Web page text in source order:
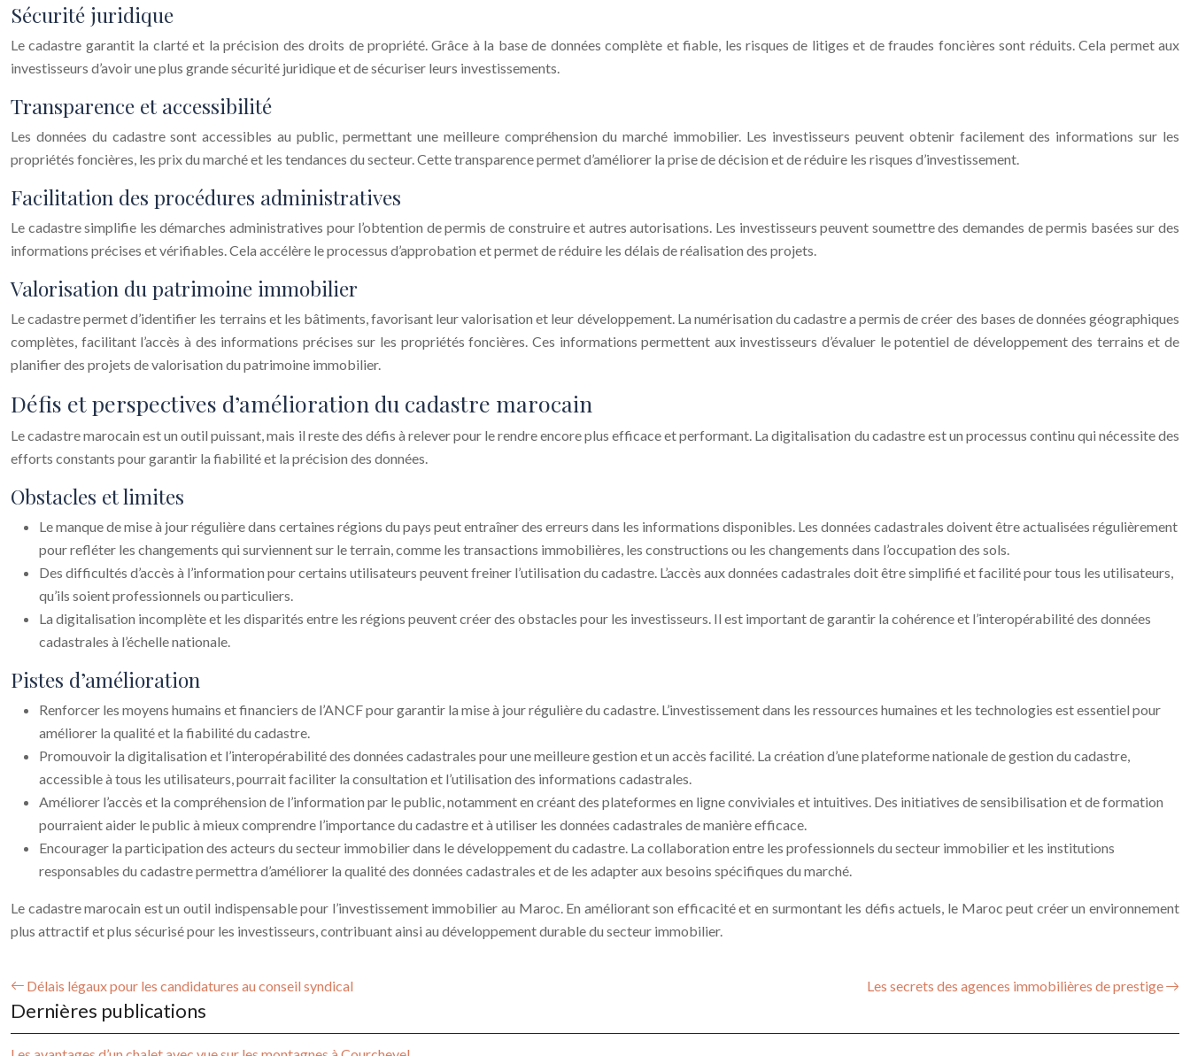
Sécurité juridique
Le cadastre garantit la clarté et la précision des droits de propriété. Grâce à la base de données complète et fiable, les risques de litiges et de fraudes foncières sont réduits. Cela permet aux
investisseurs d’avoir une plus grande sécurité juridique et de sécuriser leurs investissements.
Transparence et accessibilité
Les données du cadastre sont accessibles au public, permettant une meilleure compréhension du marché immobilier. Les investisseurs peuvent obtenir facilement des informations sur les
propriétés foncières, les prix du marché et les tendances du secteur. Cette transparence permet d’améliorer la prise de décision et de réduire les risques d’investissement.
Facilitation des procédures administratives
Le cadastre simplifie les démarches administratives pour l’obtention de permis de construire et autres autorisations. Les investisseurs peuvent soumettre des demandes de permis basées sur des
informations précises et vérifiables. Cela accélère le processus d’approbation et permet de réduire les délais de réalisation des projets.
Valorisation du patrimoine immobilier
Le cadastre permet d’identifier les terrains et les bâtiments, favorisant leur valorisation et leur développement. La numérisation du cadastre a permis de créer des bases de données géographiques
complètes, facilitant l’accès à des informations précises sur les propriétés foncières. Ces informations permettent aux investisseurs d’évaluer le potentiel de développement des terrains et de
planifier des projets de valorisation du patrimoine immobilier.
Défis et perspectives d’amélioration du cadastre marocain
Le cadastre marocain est un outil puissant, mais il reste des défis à relever pour le rendre encore plus efficace et performant. La digitalisation du cadastre est un processus continu qui nécessite des
efforts constants pour garantir la fiabilité et la précision des données.
Obstacles et limites
Le manque de mise à jour régulière dans certaines régions du pays peut entraîner des erreurs dans les informations disponibles. Les données cadastrales doivent être actualisées régulièrement
pour refléter les changements qui surviennent sur le terrain, comme les transactions immobilières, les constructions ou les changements dans l’occupation des sols.
Des difficultés d’accès à l’information pour certains utilisateurs peuvent freiner l’utilisation du cadastre. L’accès aux données cadastrales doit être simplifié et facilité pour tous les utilisateurs,
qu’ils soient professionnels ou particuliers.
La digitalisation incomplète et les disparités entre les régions peuvent créer des obstacles pour les investisseurs. Il est important de garantir la cohérence et l’interopérabilité des données
cadastrales à l’échelle nationale.
Pistes d’amélioration
Renforcer les moyens humains et financiers de l’ANCF pour garantir la mise à jour régulière du cadastre. L’investissement dans les ressources humaines et les technologies est essentiel pour
améliorer la qualité et la fiabilité du cadastre.
Promouvoir la digitalisation et l’interopérabilité des données cadastrales pour une meilleure gestion et un accès facilité. La création d’une plateforme nationale de gestion du cadastre,
accessible à tous les utilisateurs, pourrait faciliter la consultation et l’utilisation des informations cadastrales.
Améliorer l’accès et la compréhension de l’information par le public, notamment en créant des plateformes en ligne conviviales et intuitives. Des initiatives de sensibilisation et de formation
pourraient aider le public à mieux comprendre l’importance du cadastre et à utiliser les données cadastrales de manière efficace.
Encourager la participation des acteurs du secteur immobilier dans le développement du cadastre. La collaboration entre les professionnels du secteur immobilier et les institutions
responsables du cadastre permettra d’améliorer la qualité des données cadastrales et de les adapter aux besoins spécifiques du marché.
Le cadastre marocain est un outil indispensable pour l’investissement immobilier au Maroc. En améliorant son efficacité et en surmontant les défis actuels, le Maroc peut créer un environnement
plus attractif et plus sécurisé pour les investisseurs, contribuant ainsi au développement durable du secteur immobilier.
Délais légaux pour les candidatures au conseil syndical Les secrets des agences immobilières de prestige
Dernières publications